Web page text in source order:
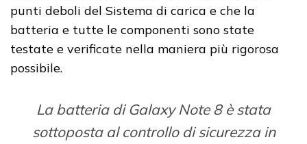
punti deboli del Sistema di carica e che la
batteria e tutte le componenti sono state
testate e verificate nella maniera più rigorosa
possibile.
La batteria di Galaxy Note 8 è stata
sottoposta al controllo di sicurezza in